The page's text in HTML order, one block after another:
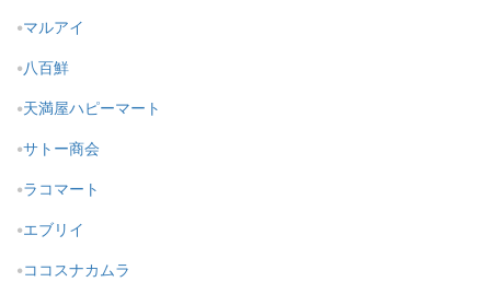
マルアイ
八百鮮
天満屋ハピーマート
サトー商会
ラコマート
エブリイ
ココスナカムラ